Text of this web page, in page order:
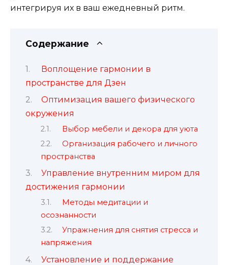
интегрируя их в ваш ежедневный ритм.
Содержание
Воплощение гармонии в
пространстве для Дзен
Оптимизация вашего физического
окружения
Выбор мебели и декора для уюта
Организация рабочего и личного
пространства
Управление внутренним миром для
достижения гармонии
Методы медитации и
осознанности
Упражнения для снятия стресса и
напряжения
Установление и поддержание